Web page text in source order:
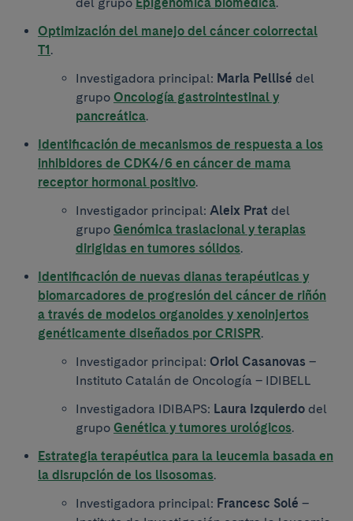
del grupo Epigenómica biomédica.
Optimización del manejo del cáncer colorrectal
T1 .
Investigadora principal: Maria Pellisé del
grupo Oncología gastrointestinal y
pancreática.
Identificación de mecanismos de respuesta a los
inhibidores de CDK4/6 en cáncer de mama
receptor hormonal positivo.
Investigador principal: Aleix Prat del
grupo Genómica traslacional y terapias
dirigidas en tumores sólidos.
Identificación de nuevas dianas terapéuticas y
biomarcadores de progresión del cáncer de riñón
a través de modelos organoides y xenoinjertos
genéticamente diseñados por CRISPR.
Investigador principal: Oriol Casanovas –
Instituto Catalán de Oncología – IDIBELL
Investigadora IDIBAPS: Laura Izquierdo del
grupo Genética y tumores urológicos.
Estrategia terapéutica para la leucemia basada en
la disrupción de los lisosomas.
Investigadora principal: Francesc Solé –